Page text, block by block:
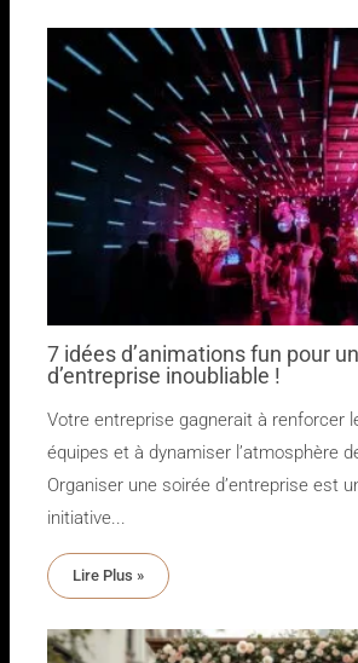
7 idées d’animations fun pour
d’entreprise inoubliable !
Votre entreprise gagnerait à renforcer
équipes et à dynamiser l’atmosphère
Organiser une soirée d’entreprise est
initiative...
Lire Plus »